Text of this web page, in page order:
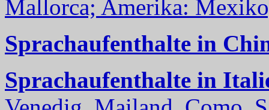
Mallorca; Amerika:
Sprachaufenthalte in
Sprachaufenthalte in